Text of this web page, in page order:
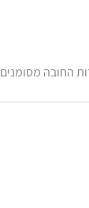
החובה מסומנים